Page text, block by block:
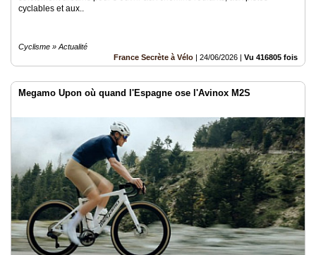
cyclables et aux..
Cyclisme » Actualité
France Secrète à Vélo | 24/06/2026 | Vu 416805 fois
Megamo Upon où quand l'Espagne ose l'Avinox M2S